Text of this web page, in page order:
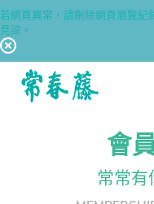
若網頁異常，請刪除網頁瀏覽紀
見諒。
會
常常有